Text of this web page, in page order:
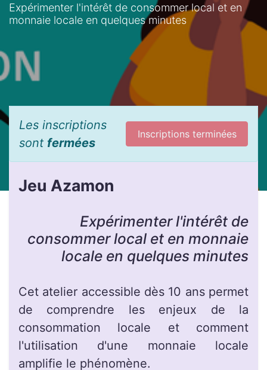
Expérimenter l'intérêt de consommer local et en
monnaie locale en quelques minutes
Les inscriptions
sont fermées
Inscriptions terminées
Jeu Azamon
Expérimenter l'intérêt de
consommer local et en monnaie
locale en quelques minutes
Cet atelier accessible dès 10 ans permet
de comprendre les enjeux de la
consommation locale et comment
l'utilisation d'une monnaie locale
amplifie le phénomène.